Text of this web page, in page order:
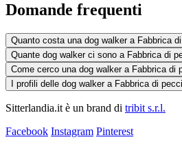
Domande frequenti
Quanto costa una dog walker a Fabbrica
Quante dog walker ci sono a Fabbrica di
Come cerco una dog walker a Fabbrica di
I profili delle dog walker a Fabbrica di
Sitterlandia.it è un brand di tribit s.r.l.
Facebook Instagram Pinterest